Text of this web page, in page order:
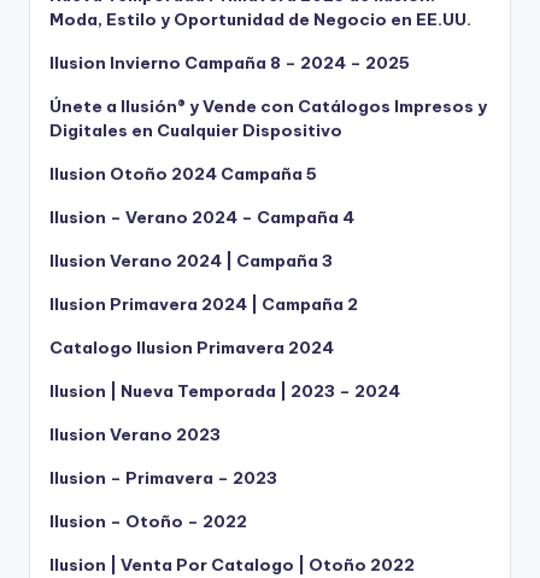
Moda, Estilo y Oportunidad de Negocio en EE.UU.
Ilusion Invierno Campaña 8 – 2024 – 2025
Únete a Ilusión® y Vende con Catálogos Impresos y
Digitales en Cualquier Dispositivo
Ilusion Otoño 2024 Campaña 5
Ilusion – Verano 2024 – Campaña 4
Ilusion Verano 2024 | Campaña 3
Ilusion Primavera 2024 | Campaña 2
Catalogo Ilusion Primavera 2024
Ilusion | Nueva Temporada | 2023 – 2024
Ilusion Verano 2023
Ilusion – Primavera – 2023
Ilusion – Otoño – 2022
Ilusion | Venta Por Catalogo | Otoño 2022